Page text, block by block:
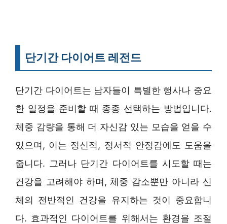
단기간 다이어트 레전드
단기간 다이어트는 남자들이 특별한 행사나 중요
한 일정을 준비할 때 종종 선택하는 방법입니다.
체중 감량을 통해 더 자신감 있는 모습을 얻을 수
있으며, 이는 정신적, 정서적 안정감에도 도움을
줍니다. 그러나 단기간 다이어트를 시도할 때는
건강을 고려해야 하며, 체중 감소뿐만 아니라 신
체의 전반적인 건강을 유지하는 것이 중요합니
다. 효과적인 다이어트를 위해서는 환경을 조절